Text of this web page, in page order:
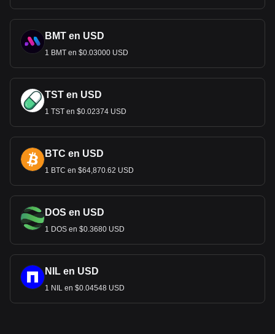
BMT en USD
1 BMT en $0.03000 USD
TST en USD
1 TST en $0.02374 USD
BTC en USD
1 BTC en $64,870.62 USD
DOS en USD
1 DOS en $0.3680 USD
NIL en USD
1 NIL en $0.04548 USD